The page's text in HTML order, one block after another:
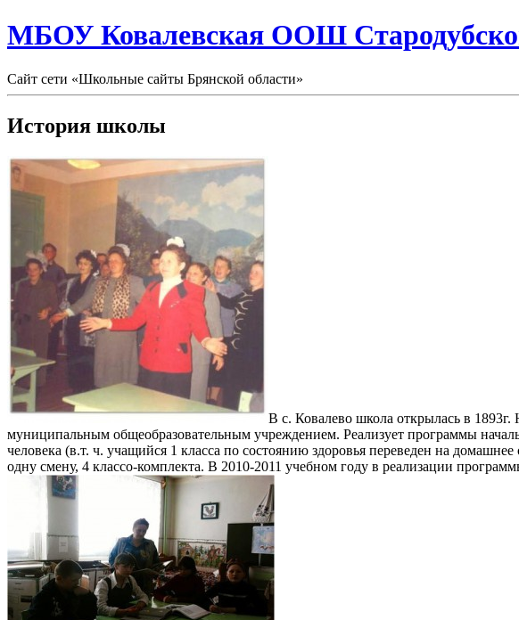
МБОУ Ковалевская ООШ
Сайт сети «Школьные сайты Брянской области»
История школы
В с. Ковалево школа открылась в
муниципальным общеобразовательным учреждением. Реализует программы
человека (в.т. ч. учащийся 1 класса по состоянию здоровья переведен на
одну смену, 4 классо-комплекта. В 2010-2011 учебном году в реализации